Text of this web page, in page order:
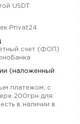
USDT
Privat24
счет (ФОП)
(наложенный
платежом, с
200грн для
в наличии в